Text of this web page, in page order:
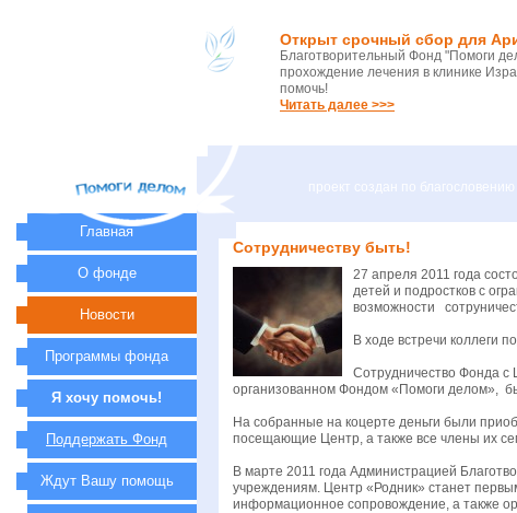
Открыт срочный сбор для
Благотворительный Фонд "Помоги
прохождение лечения в клинике
помочь!
Читать далее >>>
проект создан по
Сотрудничеству быть!
27 апреля 2011 года
детей и подростков с
возможности
В ходе встречи коллеги
Сотрудничество Фонда с
организованном Фондом «Помоги делом»,
На собранные на коцерте деньги были
посещающие Центр, а также все члены их
В марте 2011 года Администрацией
учреждениям. Центр «Родник» станет
информационное сопровождение, а также
Главная
О фонде
Новости
Программы фонда
Я хочу помочь!
Поддержать Фонд
Ждут Вашу помощь